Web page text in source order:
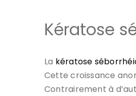
Kératose
La kératose
Cette croissance
Contrairement à